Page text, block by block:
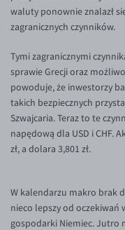
Inne pary walutowe
AUD/PLN
BGN/PLN
CAD/PLN
CNY/PLN
HUF/PLN
JPY/PLN
NZD/PLN
Aplikacja mobilna
Bezpieczeństwo
Pomoc
Pomoc
FAQ
Wymiana walut
Przelewy
Słowniczek
Poradnik
KONTAKT
Kontakt
Dla mediów
PL
waluty ponownie znalazł
zagranicznych czynników.
Tymi zagranicznymi
sprawie Grecji oraz
powoduje, że inwestorzy
takich bezpiecznych
Szwajcaria. Teraz to te
napędową dla USD i CHF.
zł, a dolara 3,801 zł.
W kalendarzu makro brak
nieco lepszy od
gospodarki Niemiec. Jutro